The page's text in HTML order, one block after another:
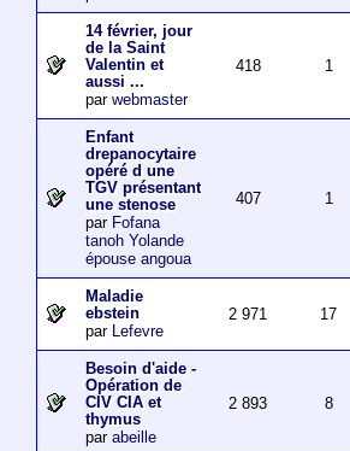
14 février, jour
de la Saint
Valentin et
aussi ...
par webmaster
418 1
Enfant
drepanocytaire
opéré d une
TGV présentant
une stenose
par Fofana
tanoh Yolande
épouse angoua
407 1
Maladie
ebstein
par Lefevre
2 971 17
Besoin d'aide -
Opération de
CIV CIA et
thymus
par abeille
2 893 8